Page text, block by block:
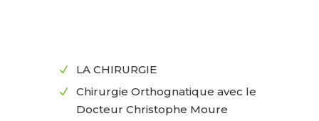
N LA CHIRURGIE
N
Chirurgie Orthognatique avec le
Docteur Christophe Moure